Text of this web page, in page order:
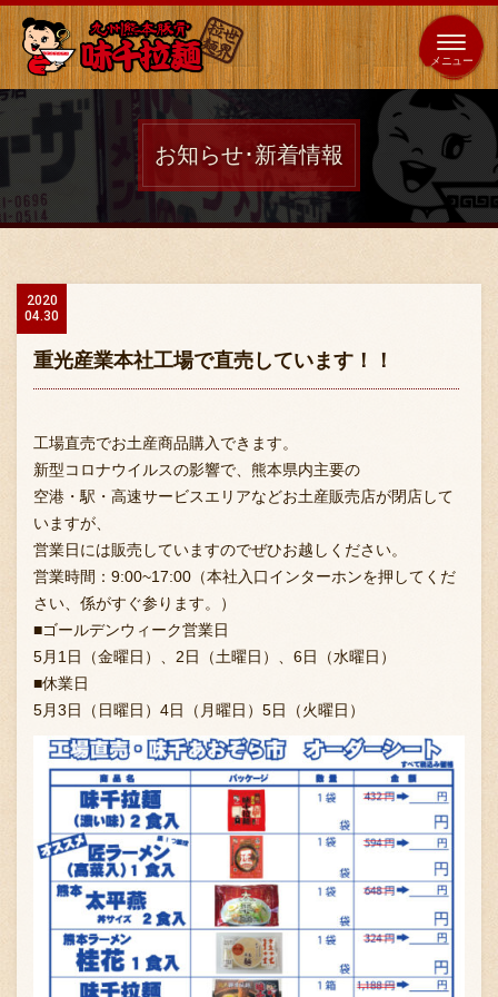
全国
展開 海外 653 店 64 店
ホーム
味千の取り組み
お問い合わせ
ブランド一覧
FC加盟店募集
会社案内
お知らせ
お知らせ･新着情報
2020
04.30
重光産業本社工場で直売しています！！
工場直売でお土産商品購入できます。
新型コロナウイルスの影響で、熊本県内主要の
空港・駅・高速サービスエリアなどお土産販売店が閉店して
いますが、
営業日には販売していますのでぜひお越しください。
営業時間：9:00~17:00（本社入口インターホンを押してくだ
さい、係がすぐ参ります。）
■ゴールデンウィーク営業日
5月1日（金曜日）、2日（土曜日）、6日（水曜日）
■休業日
5月3日（日曜日）4日（月曜日）5日（火曜日）